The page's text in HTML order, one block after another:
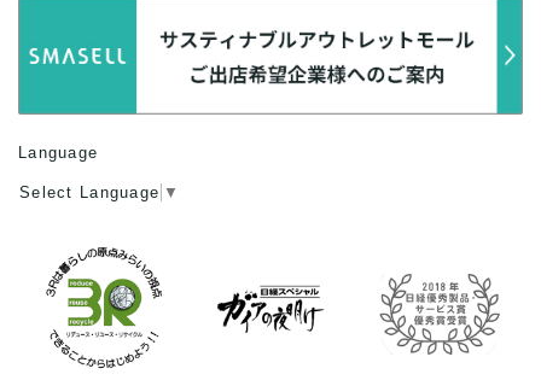
Language
Select Language ▼